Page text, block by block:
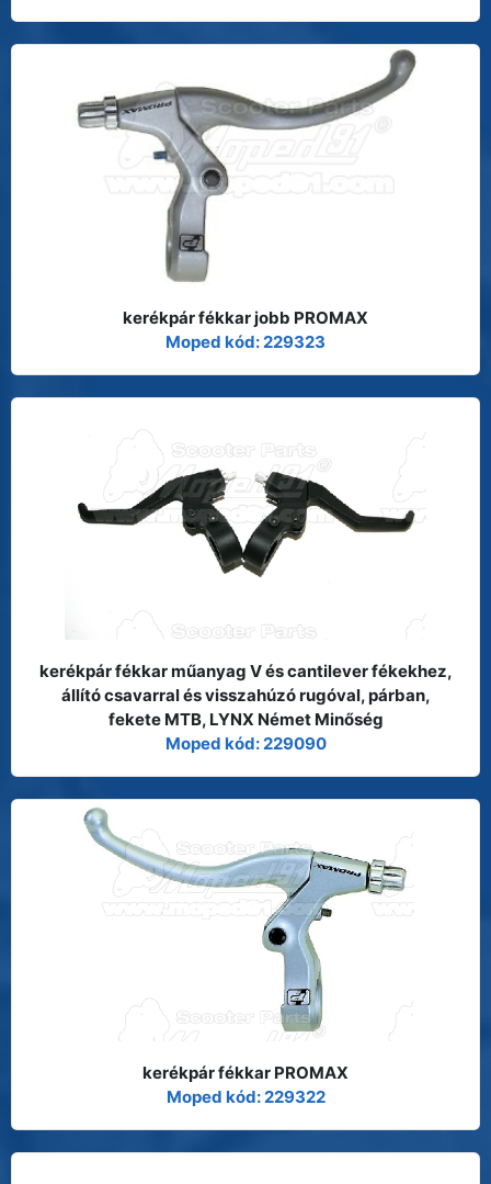
kerékpár fékkar jobb PROMAX
Moped kód: 229323
kerékpár fékkar műanyag V és cantilever fékekhez,
állító csavarral és visszahúzó rugóval, párban,
fekete MTB, LYNX Német Minőség
Moped kód: 229090
kerékpár fékkar PROMAX
Moped kód: 229322